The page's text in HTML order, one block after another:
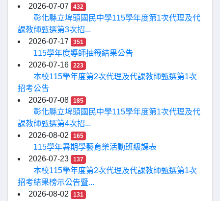
2026-07-07
432
彰化縣立埤頭國民中學115學年度第1次代理及代
課教師甄選第3次招...
2026-07-17
351
115學年度導師抽籤結果公告
2026-07-16
223
本校115學年度第2次代理及代課教師甄選第1次
招考公告
2026-07-08
185
彰化縣立埤頭國民中學115學年度第1次代理及代
課教師甄選第4次招...
2026-08-02
165
115學年暑期學藝育樂活動班級課表
2026-07-23
137
本校115學年度第2次代理及代課教師甄選第1次
招考結果榜示公告暨...
2026-08-02
131